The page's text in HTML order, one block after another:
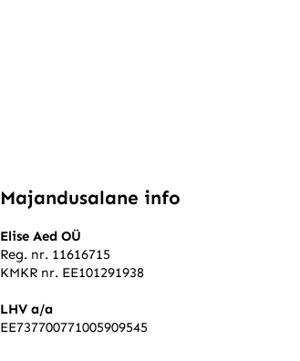
Majandusalane info
Elise Aed OÜ
Reg. nr. 11616715
KMKR nr. EE101291938
LHV a/a
EE737700771005909545